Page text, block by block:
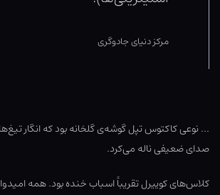
مرکز دنیای جادوگری
… نوعی کاکتوس تپل گوشه‌ی گلخانه بود که انگار
صدای ضعیفی ناله می‌کرد.
کلاس‌های کوییرل تقریباً اسباب خنده بود. همه